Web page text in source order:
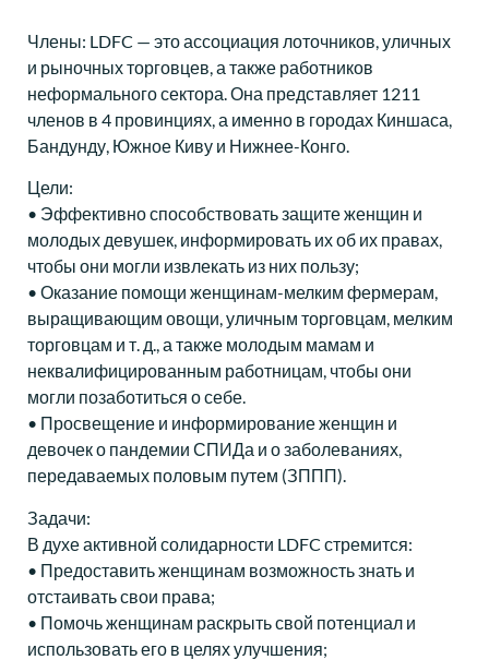
Члены: LDFC — это ассоциация лоточников, уличных
и рыночных торговцев, а также работников
неформального сектора. Она представляет 1211
членов в 4 провинциях, а именно в городах Киншаса,
Бандунду, Южное Киву и Нижнее-Конго.
Цели:
• Эффективно способствовать защите женщин и
молодых девушек, информировать их об их правах,
чтобы они могли извлекать из них пользу;
• Оказание помощи женщинам-мелким фермерам,
выращивающим овощи, уличным торговцам, мелким
торговцам и т. д., а также молодым мамам и
неквалифицированным работницам, чтобы они
могли позаботиться о себе.
• Просвещение и информирование женщин и
девочек о пандемии СПИДа и о заболеваниях,
передаваемых половым путем (ЗППП).
Задачи:
В духе активной солидарности LDFC стремится:
• Предоставить женщинам возможность знать и
отстаивать свои права;
• Помочь женщинам раскрыть свой потенциал и
использовать его в целях улучшения;